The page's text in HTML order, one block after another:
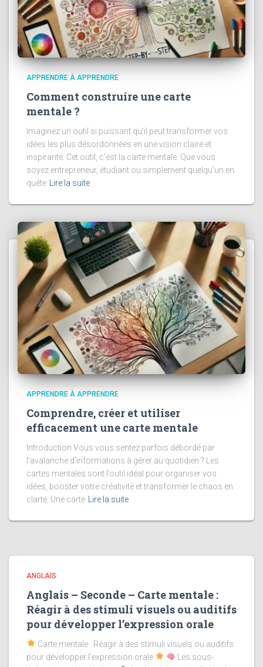
APPRENDRE À APPRENDRE
Comment construire une carte
mentale ?
Imaginez un outil si puissant qu’il peut transformer vos
idées les plus désordonnées en une vision claire et
inspirante. Cet outil, c’est la carte mentale. Que vous
soyez entrepreneur, étudiant ou simplement quelqu’un en
quête Lire la suite
APPRENDRE À APPRENDRE
Comprendre, créer et utiliser
efficacement une carte mentale
Introduction Vous vous sentez parfois débordé par
l’avalanche d’informations à gérer au quotidien ? Les
cartes mentales sont l’outil idéal pour organiser vos
idées, booster votre créativité et transformer le chaos en
clarté. Une carte
Lire la suite
ANGLAIS
Anglais – Seconde – Carte mentale :
Réagir à des stimuli visuels ou auditifs
pour développer l’expression orale
Carte mentale : Réagir à des stimuli visuels ou auditifs
pour développer l’expression orale
Les sous-